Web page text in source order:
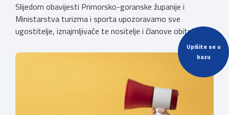
Upišite se u
bazu
Slijedom obavijesti Primorsko-goranske županije i
Ministarstva turizma i sporta upozoravamo sve
ugostitelje, iznajmljivače te nositelje i članove obiteljskih
poljoprivrednih gospodarstava o prestanku važenja
privremenih rješenja izdanih sukladno Zakonu o
ugostiteljskoj djelatnosti. Ministarstvo podsjeća da se od
1. siječnja 2025. godine više ne mogu podnositi novi
zahtjevi za izdavanje privremenih rješenja, dok već izdana